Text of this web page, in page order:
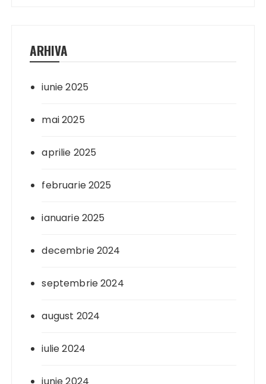
ARHIVA
iunie 2025
mai 2025
aprilie 2025
februarie 2025
ianuarie 2025
decembrie 2024
septembrie 2024
august 2024
iulie 2024
iunie 2024